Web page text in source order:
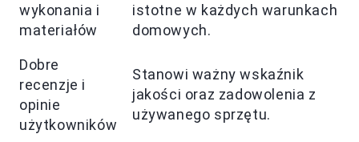
wykonania i
materiałów
istotne w każdych warunkach
domowych.
Dobre
recenzje i
opinie
użytkowników
Stanowi ważny wskaźnik
jakości oraz zadowolenia z
używanego sprzętu.